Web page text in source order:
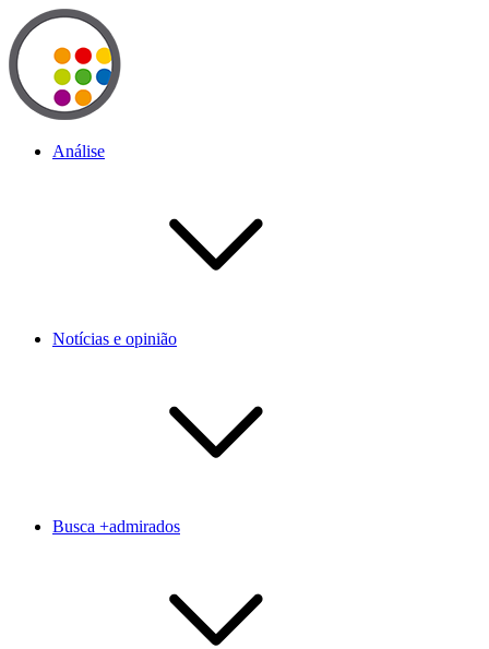
Análise
Notícias e opinião
Busca +admirados